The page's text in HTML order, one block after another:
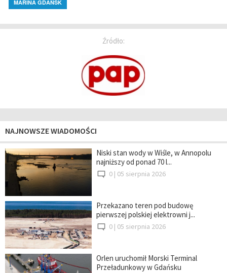
MARINA GDAŃSK
Źródło:
NAJNOWSZE WIADOMOŚCI
Niski stan wody w Wiśle, w Annopolu
najniższy od ponad 70 l...
0 | 05 sierpnia 2026
Przekazano teren pod budowę
pierwszej polskiej elektrowni j...
0 | 05 sierpnia 2026
Orlen uruchomił Morski Terminal
Przeładunkowy w Gdańsku